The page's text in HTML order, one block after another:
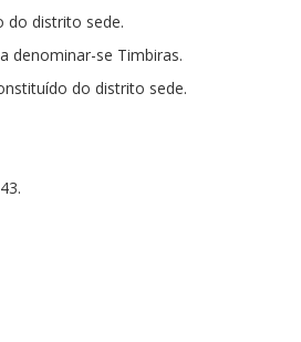
do distrito sede.
denominar-se Timbiras.
do distrito sede.